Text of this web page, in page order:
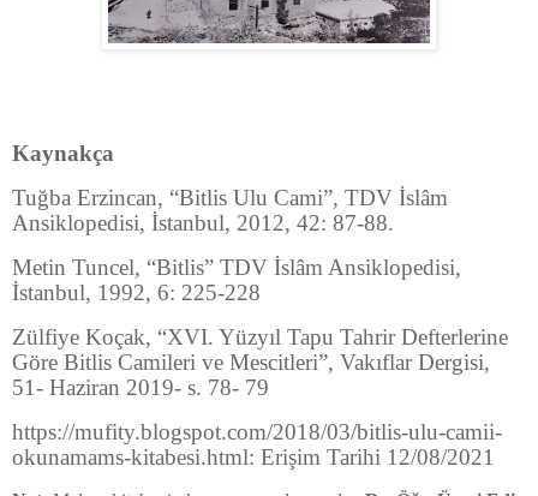
Kaynakça
Tuğba Erzincan, “Bitlis Ulu Cami”, TDV İslâm
Ansiklopedisi, İstanbul, 2012, 42: 87-88.
Metin Tuncel, “Bitlis” TDV İslâm Ansiklopedisi,
İstanbul, 1992, 6: 225-228
Zülfiye Koçak, “XVI. Yüzyıl Tapu Tahrir Defterlerine
Göre Bitlis Camileri ve Mescitleri”, Vakıflar Dergisi,
51- Haziran 2019- s. 78- 79
https://mufity.blogspot.com/2018/03/bitlis-ulu-camii-
okunamams-kitabesi.html: Erişim Tarihi 12/08/2021